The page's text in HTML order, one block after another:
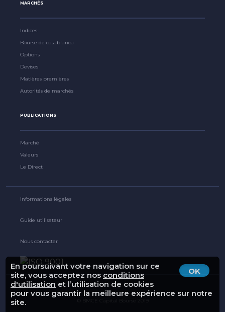
OK
En poursuivant votre navigation sur ce
site, vous acceptez nos conditions
d'utilisation et l’utilisation de cookies
pour vous garantir la meilleure expérience sur notre
site.
MARCHÉS
Indices
Bourse de casablanca
Options
Devises
Matières premières
Autorités de marchés
PUBLICATIONS
Marché
Valeurs
Le Direct
Informations légales
Guide utilisateur
Nous contacter